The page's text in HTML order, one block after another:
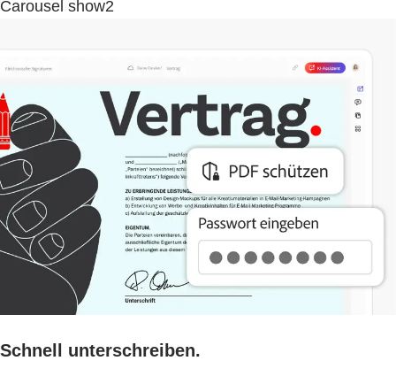
Carousel show2
Schnell unterschreiben.